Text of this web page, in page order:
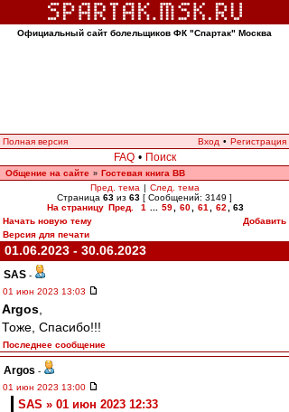
Официальный сайт болельщиков ФК "Спартак" Москва
Полная версия Вход • Регистрация
FAQ • Поиск
Общение на сайте » Гостевая книга ВВ
Пред. тема | След. тема
Страница 63 из 63 [ Сообщений: 3149 ]
На страницу Пред. 1 59 60 61 62
63
Начать новую тему
Добавить
Версия для печати
01.06.2023 - 30.06.2023
SAS -
01 июн 2023 13:03
Argos
Тоже, Спасибо!!!
Последнее сообщение
Argos -
01 июн 2023 13:00
SAS » 01 июн 2023 12:33